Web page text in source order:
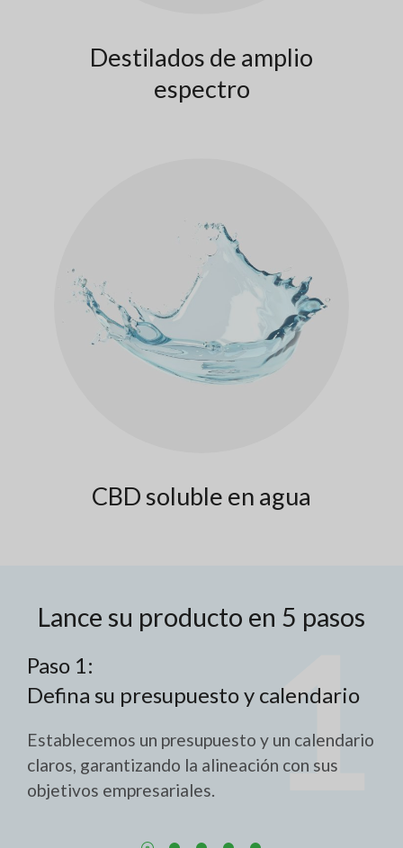
Destilados de amplio
espectro
CBD soluble en agua
Lance su producto en 5 pasos
Paso 1:
Defina su presupuesto y calendario
Establecemos un presupuesto y un calendario
claros, garantizando la alineación con sus
objetivos empresariales.